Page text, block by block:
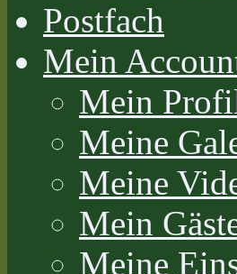
Postfach
Mein
Mein
Meine
Meine
Mein
Meine